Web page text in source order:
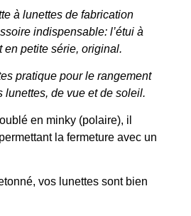
à lunettes de fabrication
indispensable: l’étui à
en petite série, original.
pratique pour le rangement
lunettes, de vue et de soleil.
en minky (polaire), il
la fermeture avec un
vos lunettes sont bien